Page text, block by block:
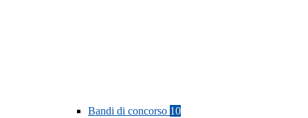
Bandi di concorso 10